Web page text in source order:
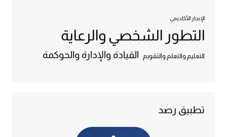
الإنجاز الأكاديمي
التطور الشخصي والرعاية
التعليم والتعلم والتقويم القيادة والإدارة والحوكمة
تطبيق رصد